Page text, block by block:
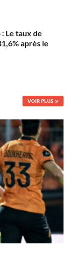
Le taux de
après le
VOIR PLUS